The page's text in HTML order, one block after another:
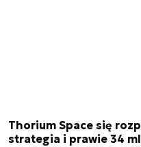
Thorium Space się
strategia i prawie 34